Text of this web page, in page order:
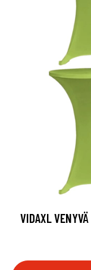
VIDAXL